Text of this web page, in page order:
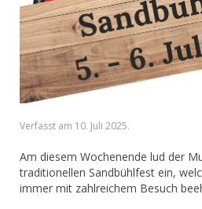
Verfasst am 10. Juli 2025.
Am diesem Wochenende lud der
traditionellen Sandbühlfest ein,
immer mit zahlreichem Besuch